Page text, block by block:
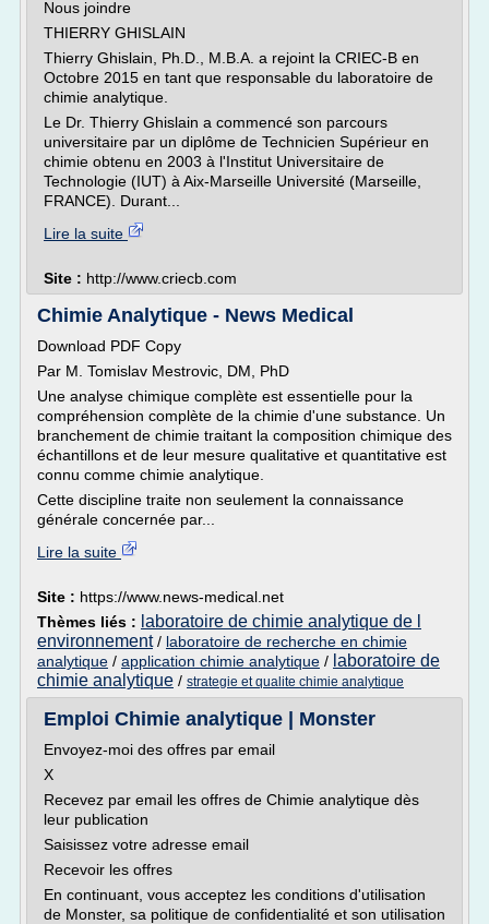
Nous joindre
THIERRY GHISLAIN
Thierry Ghislain, Ph.D., M.B.A. a rejoint la CRIEC-B en
Octobre 2015 en tant que responsable du laboratoire de
chimie analytique.
Le Dr. Thierry Ghislain a commencé son parcours
universitaire par un diplôme de Technicien Supérieur en
chimie obtenu en 2003 à l'Institut Universitaire de
Technologie (IUT) à Aix-Marseille Université (Marseille,
FRANCE). Durant...
Lire la suite
Site : http://www.criecb.com
Chimie Analytique - News Medical
Download PDF Copy
Par M. Tomislav Mestrovic, DM, PhD
Une analyse chimique complète est essentielle pour la
compréhension complète de la chimie d'une substance. Un
branchement de chimie traitant la composition chimique des
échantillons et de leur mesure qualitative et quantitative est
connu comme chimie analytique.
Cette discipline traite non seulement la connaissance
générale concernée par...
Lire la suite
Site : https://www.news-medical.net
Thèmes liés : laboratoire de chimie analytique de l
environnement/ laboratoire de recherche en chimie
analytique / application chimie analytique / laboratoire de
chimie analytique / strategie et qualite chimie analytique
Emploi Chimie analytique | Monster
Envoyez-moi des offres par email
X
Recevez par email les offres de Chimie analytique dès
leur publication
Saisissez votre adresse email
Recevoir les offres
En continuant, vous acceptez les conditions d'utilisation
de Monster, sa politique de confidentialité et son utilisation